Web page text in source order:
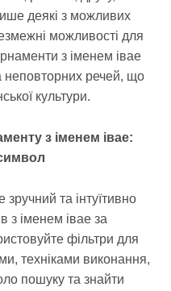
деякі з можливих
можливості для
з іменем івае
неповторних речей, що
культури.
з іменем івае:
та інтуїтивно
з іменем івае за
фільтри для
техніками виконання,
пошуку та знайти